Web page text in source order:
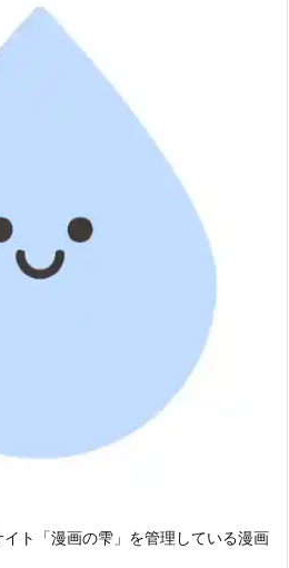
ト「漫画の雫」を管理している漫画